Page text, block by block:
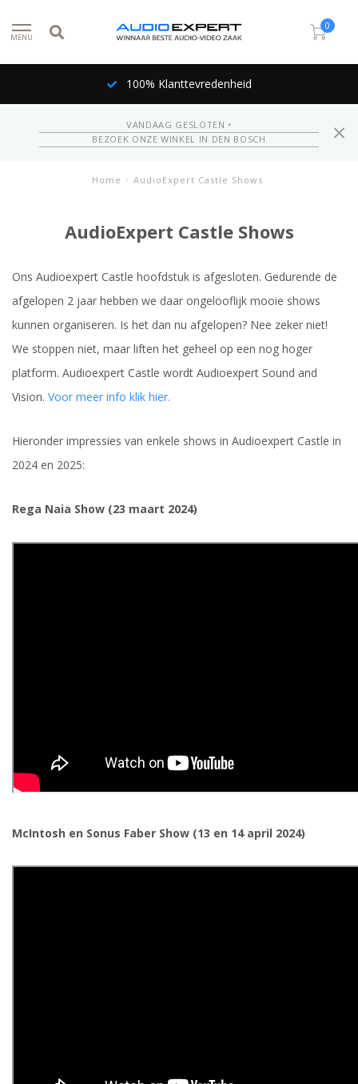
MENU
0
Inruil mogelijk
VANDAAG GESLOTEN •
BEZOEK ONZE WINKEL IN DEN BOSCH
Home / AudioExpert Castle Shows
AudioExpert Castle Shows
Ons Audioexpert Castle hoofdstuk is afgesloten. Gedurende de
afgelopen 2 jaar hebben we daar ongelooflijk mooie shows
kunnen organiseren. Is het dan nu afgelopen? Nee zeker niet!
We stoppen niet, maar liften het geheel op een nog hoger
platform. Audioexpert Castle wordt Audioexpert Sound and
Vision. Voor meer info klik hier.
Hieronder impressies van enkele shows in Audioexpert Castle in
2024 en 2025:
Rega Naia Show (23 maart 2024)
McIntosh en Sonus Faber Show (13 en 14 april 2024)